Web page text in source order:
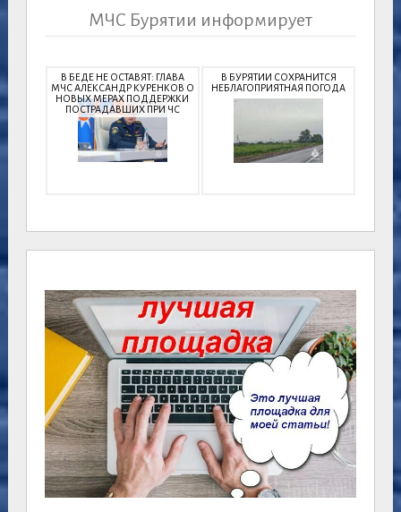
МЧС Бурятии информирует
В БЕДЕ НЕ ОСТАВЯТ: ГЛАВА
МЧС АЛЕКСАНДР КУРЕНКОВ О
НОВЫХ МЕРАХ ПОДДЕРЖКИ
ПОСТРАДАВШИХ ПРИ ЧС
В БУРЯТИИ СОХРАНИТСЯ
НЕБЛАГОПРИЯТНАЯ ПОГОДА